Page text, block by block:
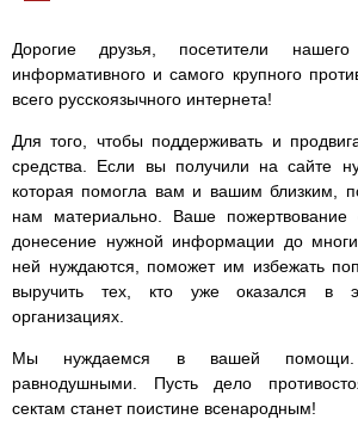
Дорогие друзья, посетители
информативного и самого крупного
всего русскоязычного интернета!
Для того, чтобы поддерживать и
средства. Если вы получили на сайте
которая помогла вам и вашим близким,
нам материально. Ваше пожертвование
донесение нужной информации до
ней нуждаются, поможет им избежать
выручить тех, кто уже оказался в
организациях.
Мы нуждаемся в вашей помощи.
равнодушными. Пусть дело
сектам станет поистине всенародным!